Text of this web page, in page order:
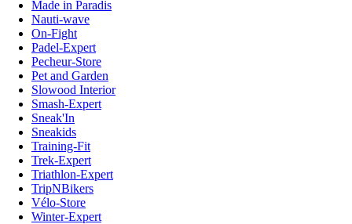
Made in Paradis
Nauti-wave
On-Fight
Padel-Expert
Pecheur-Store
Pet and Garden
Slowood Interior
Smash-Expert
Sneak'In
Sneakids
Training-Fit
Trek-Expert
Triathlon-Expert
TripNBikers
Vélo-Store
Winter-Expert